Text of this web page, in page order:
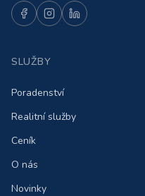
SLUŽBY
Poradenství
Realitní služby
Ceník
O nás
Novinky